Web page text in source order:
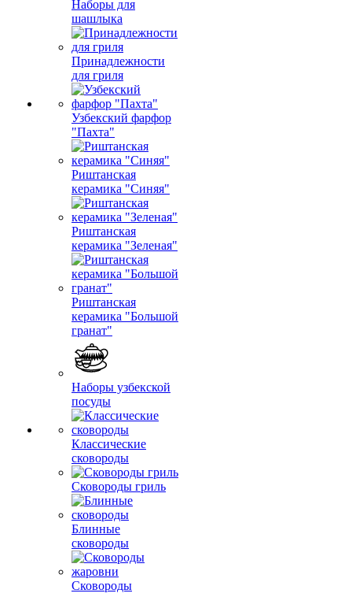
Наборы для
шашлыка
Принадлежности
для гриля
Узбекский фарфор
"Пахта"
Риштанская
керамика "Синяя"
Риштанская
керамика "Зеленая"
Риштанская
керамика "Большой
гранат"
Наборы узбекской
посуды
Классические
сковороды
Сковороды гриль
Блинные
сковороды
Сковороды